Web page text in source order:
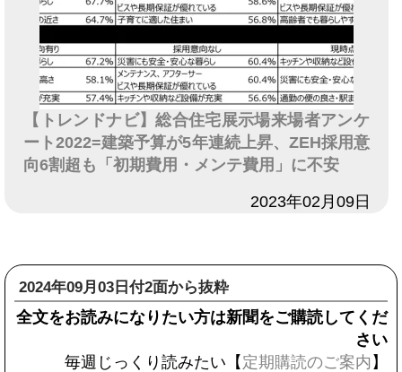
【トレンドナビ】総合住宅展示場来場者アンケ
ート2022=建築予算が5年連続上昇、ZEH採用意
向6割超も「初期費用・メンテ費用」に不安
2023年02月09日
2024年09月03日付2面から抜粋
全文をお読みになりたい方は新聞をご購読してくだ
さい
毎週じっくり読みたい【 定期購読のご案内 】